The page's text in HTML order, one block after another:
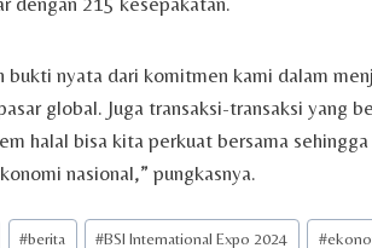
bukti nyata dari komitmen kami dalam
global. Juga transaksi-transaksi yang
halal bisa kita perkuat bersama
nasional,” pungkasnya.
#berita #BSI International Expo 2024 #